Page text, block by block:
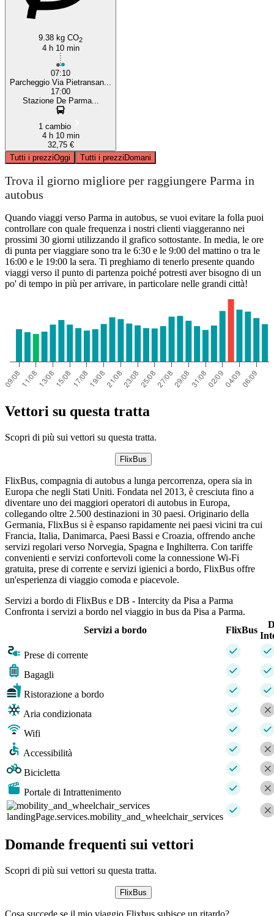
9.38 kg CO2
4 h 10 min
07:10
Parcheggio Via Pietransan...
17:00
Stazione De Parma...
1 cambio
4 h 10 min
32,75 €
Tutti i prezziOggi Tutti i prezziDomani
Trova il giorno migliore per raggiungere Parma in
autobus
Quando viaggi verso Parma in autobus, se vuoi evitare la folla puoi
controllare con quale frequenza i nostri clienti viaggeranno nei
prossimi 30 giorni utilizzando il grafico sottostante. In media, le ore
di punta per viaggiare sono tra le 6:30 e le 9:00 del mattino o tra le
16:00 e le 19:00 la sera. Ti preghiamo di tenerlo presente quando
viaggi verso il punto di partenza poiché potresti aver bisogno di un
po' di tempo in più per arrivare, in particolare nelle grandi città!
Vettori su questa tratta
Scopri di più sui vettori su questa tratta.
FlixBus
FlixBus, compagnia di autobus a lunga percorrenza, opera sia in
Europa che negli Stati Uniti. Fondata nel 2013, è cresciuta fino a
diventare uno dei maggiori operatori di autobus in Europa,
collegando oltre 2.500 destinazioni in 30 paesi. Originario della
Germania, FlixBus si è espanso rapidamente nei paesi vicini tra cui
Francia, Italia, Danimarca, Paesi Bassi e Croazia, offrendo anche
servizi regolari verso Norvegia, Spagna e Inghilterra. Con tariffe
convenienti e servizi confortevoli come la connessione Wi-Fi
gratuita, prese di corrente e servizi igienici a bordo, FlixBus offre
un'esperienza di viaggio comoda e piacevole.
Servizi a bordo di FlixBus e DB - Intercity da Pisa a Parma
Confronta i servizi a bordo nel viaggio in bus da Pisa a Parma.
Servizi a bordo
FlixBus
Prese di corrente
Bagagli
Ristorazione a bordo
Aria condizionata
Wifi
Accessibilità
Bicicletta
Portale di Intrattenimento
landingPage.services.mobility_and_wheelchair_services
Domande frequenti sui vettori
Scopri di più sui vettori su questa tratta.
FlixBus
Cosa succede se il mio viaggio Flixbus subisce un ritardo?